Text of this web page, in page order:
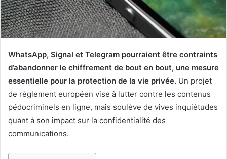
WhatsApp, Signal et Telegram pourraient être contraints
d’abandonner le chiffrement de bout en bout, une mesure
essentielle pour la protection de la vie privée. Un projet
de règlement européen vise à lutter contre les contenus
pédocriminels en ligne, mais soulève de vives inquiétudes
quant à son impact sur la confidentialité des
communications.